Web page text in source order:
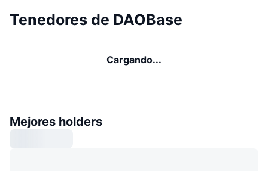
Tenedores de DAOBase
Cargando...
Mejores holders